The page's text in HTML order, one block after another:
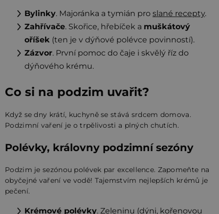
Bylinky. Majoránka a tymián pro slané recepty.
Zahřívače. Skořice, hřebíček a muškátový
oříšek (ten je v dýňové polévce povinností).
Zázvor. První pomoc do čaje i skvělý říz do
dýňového krému.
Co si na podzim uvařit?
Když se dny krátí, kuchyně se stává srdcem domova.
Podzimní vaření je o trpělivosti a plných chutích.
Polévky, královny podzimní sezóny
Podzim je sezónou polévek par excellence. Zapomeňte na
obyčejné vaření ve vodě! Tajemstvím nejlepších krémů je
pečení.
Krémové polévky. Zeleninu (dýni, kořenovou